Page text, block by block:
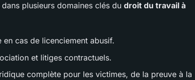
plusieurs domaines clés du droit du travail à
en cas de licenciement abusif.
et litiges contractuels.
complète pour les victimes, de la preuve à la